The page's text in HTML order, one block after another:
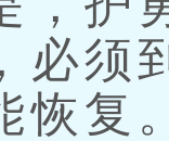
必须
恢复